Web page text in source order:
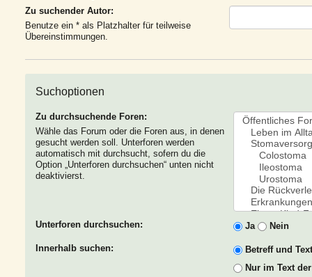
Zu suchender Autor:
Benutze ein * als Platzhalter für teilweise
Übereinstimmungen.
Suchoptionen
Zu durchsuchende Foren:
Wähle das Forum oder die Foren aus, in denen
gesucht werden soll. Unterforen werden
automatisch mit durchsucht, sofern du die
Option „Unterforen durchsuchen“ unten nicht
deaktivierst.
Unterforen durchsuchen: Ja Nein
Innerhalb suchen:
Betreff und
Nur im Text